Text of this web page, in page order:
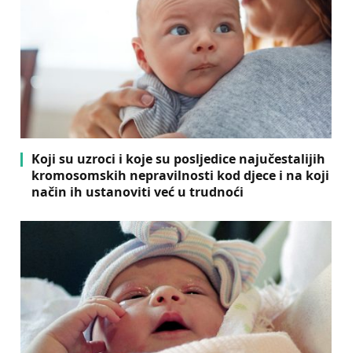
Koji su uzroci i koje su posljedice najučestalijih
kromosomskih nepravilnosti kod djece i na koji
način ih ustanoviti već u trudnoći